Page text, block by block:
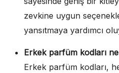
zevkine uygun
yansıtmaya yardımcı
Erkek parfüm kodları
Erkek parfüm kodları,